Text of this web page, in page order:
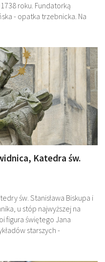
roku. Fundatorką
- opatka trzebnicka. Na
Katedra św.
św. Stanisława Biskupa i
u stóp najwyższej na
figura świętego Jana
starszych -